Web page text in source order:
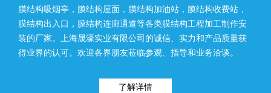
膜结构吸烟亭，膜结构屋面，膜结构加油站，膜结构收费站，
膜结构出入口，膜结构连廊通道等各类膜结构工程加工制作安
装的厂家。上海晟濠实业有限公司的诚信、实力和产品质量获
得业界的认可。欢迎各界朋友莅临参观、指导和业务洽谈。
了解详情